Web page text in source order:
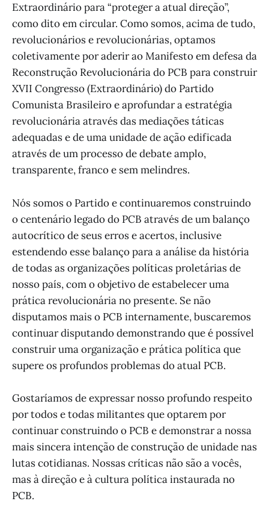
Extraordinário para “proteger a atual direção”,
como dito em circular. Como somos, acima de tudo,
revolucionários e revolucionárias, optamos
coletivamente por aderir ao Manifesto em defesa da
Reconstrução Revolucionária do PCB para construir
XVII Congresso (Extraordinário) do Partido
Comunista Brasileiro e aprofundar a estratégia
revolucionária através das mediações táticas
adequadas e de uma unidade de ação edificada
através de um processo de debate amplo,
transparente, franco e sem melindres.
Nós somos o Partido e continuaremos construindo
o centenário legado do PCB através de um balanço
autocrítico de seus erros e acertos, inclusive
estendendo esse balanço para a análise da história
de todas as organizações políticas proletárias de
nosso país, com o objetivo de estabelecer uma
prática revolucionária no presente. Se não
disputamos mais o PCB internamente, buscaremos
continuar disputando demonstrando que é possível
construir uma organização e prática política que
supere os profundos problemas do atual PCB.
Gostaríamos de expressar nosso profundo respeito
por todos e todas militantes que optarem por
continuar construindo o PCB e demonstrar a nossa
mais sincera intenção de construção de unidade nas
lutas cotidianas. Nossas críticas não são a vocês,
mas à direção e à cultura política instaurada no
PCB.